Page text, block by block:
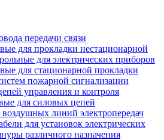
передачи связи
для прокладки нестационарной
для электрических приборов
для стационарной прокладки
пожарной сигнализации
управления и контроля
для силовых цепей
линий электропередач
для установок электрических
различного назначения